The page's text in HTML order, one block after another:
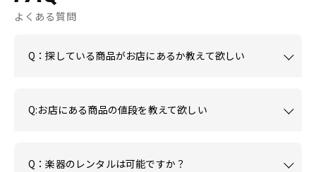
よくある質問
Q：探している商品がお店にあるか教えて欲しい
Q:お店にある商品の値段を教えて欲しい
Q：楽器のレンタルは可能ですか？